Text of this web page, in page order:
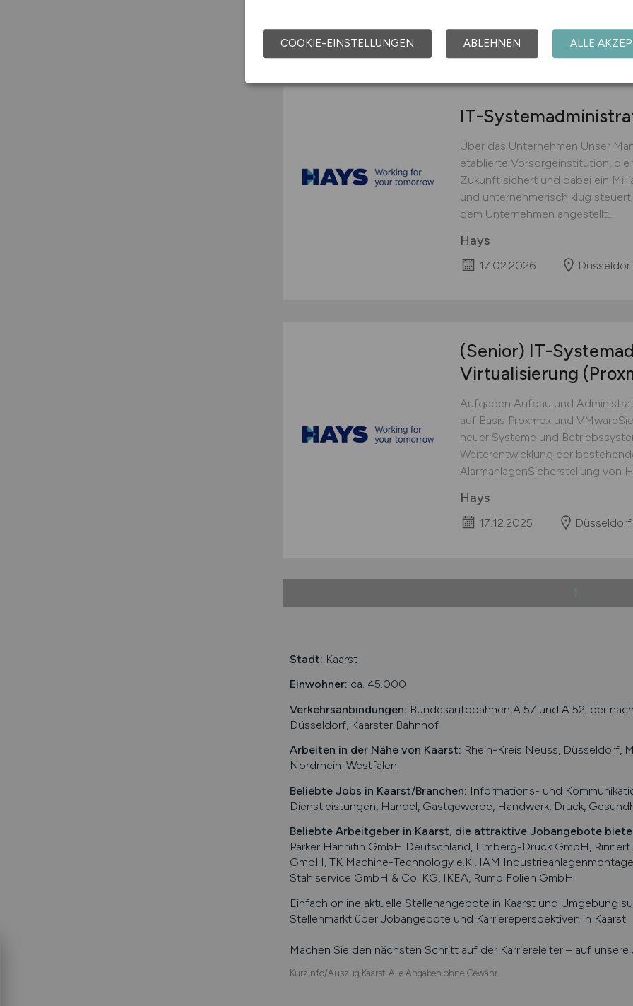
24.02.2026 Essen
IT-
Über das Unternehmen Unser
etablierte Vorsorgeinstitution,
Zukunft sichert und dabei ein
und unternehmerisch klug
dem Unternehmen angestellt...
Hays
17.02.2026
(Senior) IT-
Virtualisierung
Aufgaben Aufbau und
auf Basis Proxmox und
neuer Systeme und
Weiterentwicklung der
AlarmanlagenSicherstellung von
Hays
17.12.2025 Düsseldorf
Stadt: Kaarst
Einwohner: ca. 45.000
Verkehrsanbindungen: Bundesautobahnen A 57 und A 52, der
Düsseldorf, Kaarster Bahnhof
Arbeiten in der Nähe von Kaarst: Rhein-Kreis Neuss, Düsseldorf,
Nordrhein-Westfalen
Beliebte Jobs in Kaarst/Branchen: Informations- und
Dienstleistungen, Handel, Gastgewerbe, Handwerk, Druck,
Beliebte Arbeitgeber in Kaarst, die attraktive Jobangebote
Parker Hannifin GmbH Deutschland, Limberg-Druck GmbH,
GmbH, TK Machine-Technology e.K., IAM
Stahlservice GmbH & Co. KG, IKEA, Rump Folien GmbH
Einfach online aktuelle Stellenangebote in Kaarstund Umgebung
Stellenmarkt über Jobangebote und Karriereperspektiven in Kaarst.
Machen Sie den nächsten Schritt auf der Karriereleiter – auf
Kurzinfo/Auszug Kaarst. Alle Angaben ohne Gewähr.
COOKIE-EINSTELLUNGEN ABLEHNEN ALLE